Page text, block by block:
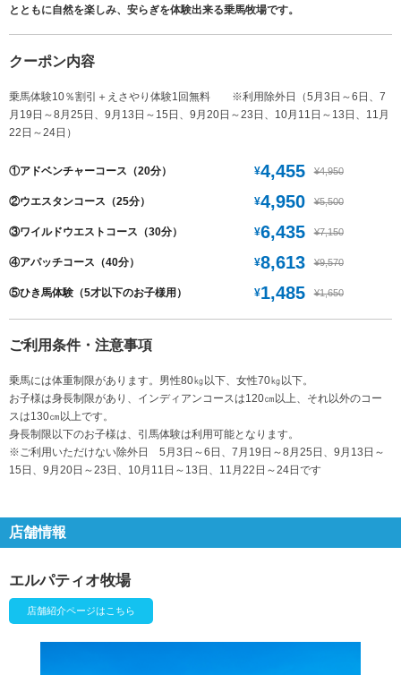
とともに自然を楽しみ、安らぎを体験出来る乗馬牧場です。
クーポン内容
乗馬体験10％割引＋えさやり体験1回無料 ※利用除外日（5月3日～6日、7
月19日～8月25日、9月13日～15日、9月20日～23日、10月11日～13日、11月
22日～24日）
①アドベンチャーコース（20分） ¥4,455 ¥4,950
②ウエスタンコース（25分） ¥4,950 ¥5,500
③ワイルドウエストコース（30分） ¥6,435 ¥7,150
④アパッチコース（40分） ¥8,613 ¥9,570
⑤ひき馬体験（5才以下のお子様用） ¥1,485 ¥1,650
ご利用条件・注意事項
乗馬には体重制限があります。男性80㎏以下、女性70㎏以下。
お子様は身長制限があり、インディアンコースは120㎝以上、それ以外のコー
スは130㎝以上です。
身長制限以下のお子様は、引馬体験は利用可能となります。
※ご利用いただけない除外日 5月3日～6日、7月19日～8月25日、9月13日～
15日、9月20日～23日、10月11日～13日、11月22日～24日です
店舗情報
エルパティオ牧場
店舗紹介ページはこちら